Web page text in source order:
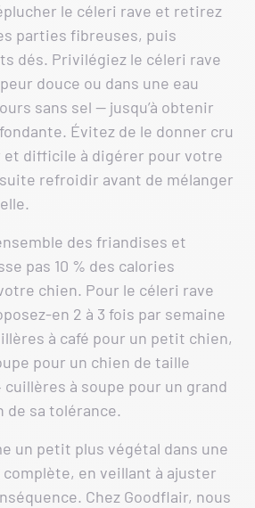
le céleri rave et retirez
parties fibreuses, puis
dés. Privilégiez le céleri rave
douce ou dans une eau
sans sel — jusqu’à obtenir
Évitez de le donner cru
difficile à digérer pour votre
refroidir avant de mélanger
des friandises et
pas 10 % des calories
chien. Pour le céleri rave
en 2 à 3 fois par semaine
à café pour un petit chien,
pour un chien de taille
cuillères à soupe pour un grand
de sa tolérance.
un petit plus végétal dans une
en veillant à ajuster
Chez Goodflair, nous